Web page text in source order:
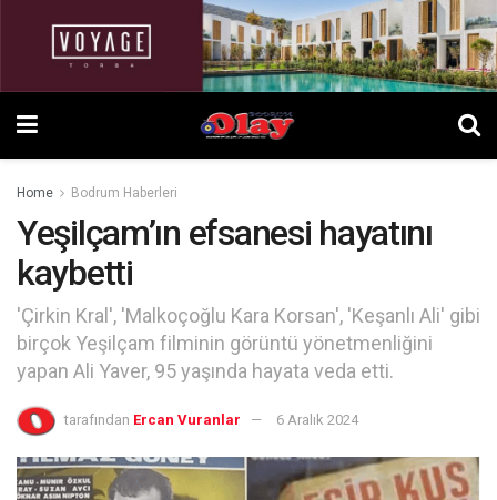
Home Bodrum Haberleri
Yeşilçam’ın efsanesi hayatını
kaybetti
'Çirkin Kral', 'Malkoçoğlu Kara Korsan', 'Keşanlı Ali' gibi
birçok Yeşilçam filminin görüntü yönetmenliğini
yapan Ali Yaver, 95 yaşında hayata veda etti.
tarafından Ercan Vuranlar 6 Aralık 2024